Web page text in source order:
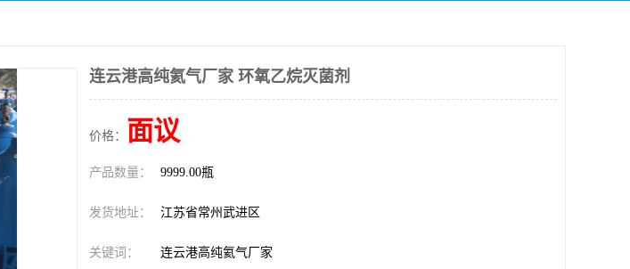
连云港高纯氦气厂家 环氧乙烷灭菌剂
价格： 面议
产品数量： 9999.00瓶
发货地址： 江苏省常州武进区
关键词： 连云港高纯氦气厂家